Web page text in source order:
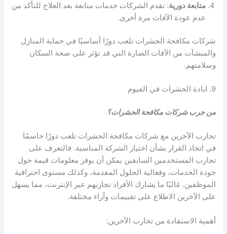
متابعة دورية: تقدم الشركات خدمات متابعة بعد العلاج للتأكد من
عدم عودة الآفات مرة أخرى.
شركات مكافحة الحشرات تلعب دورًا أساسيًا في حماية المنازل
والمنشآت من الآفات الضارة التي قد تؤثر على صحة السكان
وسلامتهم.
9. ابادة الحشرات في الفيوم
من جرب شركات مكافحة الحشرات؟
تجارب الآخرين مع شركات مكافحة الحشرات تلعب دورًا حاسمًا
في اتخاذ القرار بشأن اختيار الشركة المناسبة. فالتعرف على
تجارب المستخدمين السابقين يمكن أن يوفر معلومات قيمة حول
جودة الخدمات، وفعالية الحلول المقدمة، وكذلك مستوى احترافية
الموظفين. غالبًا ما يشارك الأفراد تجاربهم عبر الإنترنت، مما يسهل
على الآخرين الاطلاع على تقييمات وآراء مختلفة.
أهمية الاستفادة من تجارب الآخرين: